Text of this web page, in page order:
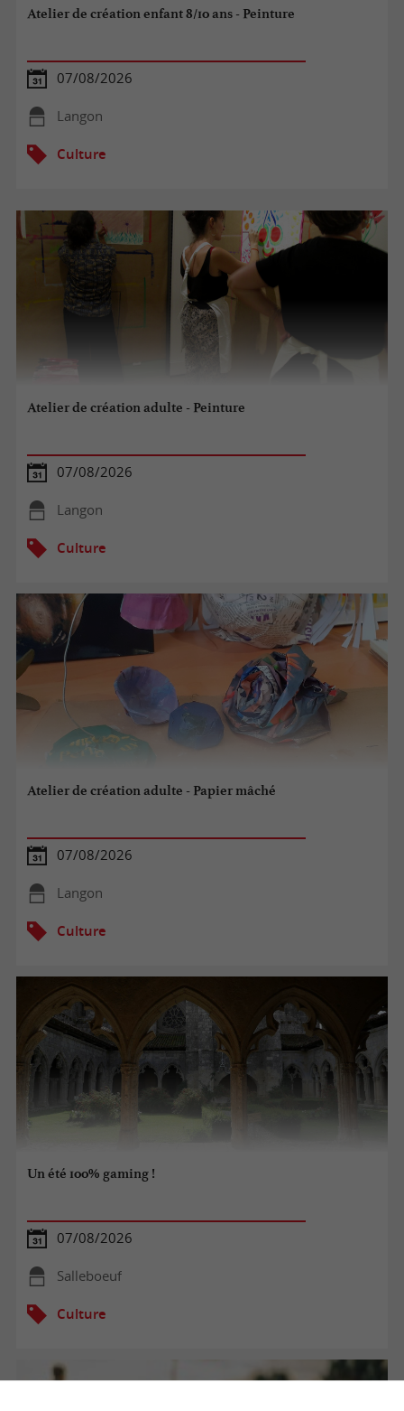
Atelier de création enfant 8/10 ans - Peinture
07/08/2026
Langon
Culture
Atelier de création adulte - Peinture
07/08/2026
Langon
Culture
Atelier de création adulte - Papier mâché
07/08/2026
Langon
Culture
Un été 100% gaming !
07/08/2026
Salleboeuf
Culture